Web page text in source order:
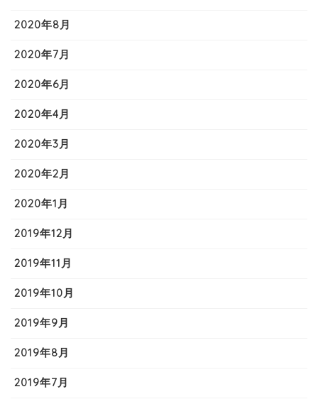
2020年8月
2020年7月
2020年6月
2020年4月
2020年3月
2020年2月
2020年1月
2019年12月
2019年11月
2019年10月
2019年9月
2019年8月
2019年7月